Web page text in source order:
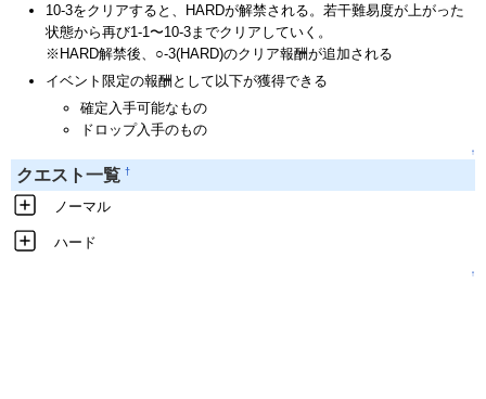
10-3をクリアすると、HARDが解禁される。若干難易度が上がった
状態から再び1-1〜10-3までクリアしていく。
※HARD解禁後、○-3(HARD)のクリア報酬が追加される
イベント限定の報酬として以下が獲得できる
確定入手可能なもの
ドロップ入手のもの
↑
クエスト一覧 †
ノーマル
ハード
↑